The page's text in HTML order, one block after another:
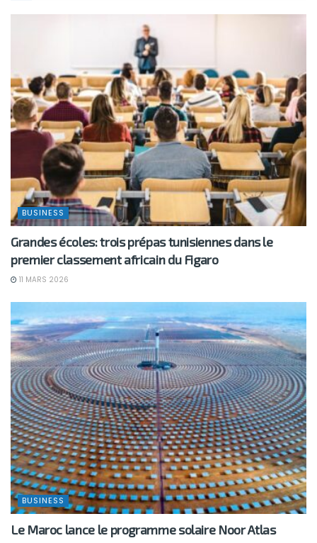
BUSINESS
Grandes écoles: trois prépas tunisiennes dans le
premier classement africain du Figaro
11 MARS 2026
BUSINESS
Le Maroc lance le programme solaire Noor Atlas